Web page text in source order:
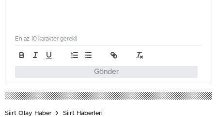
Gönder
En az 10 karakter gerekli
Siirt Olay Haber Siirt Haberleri